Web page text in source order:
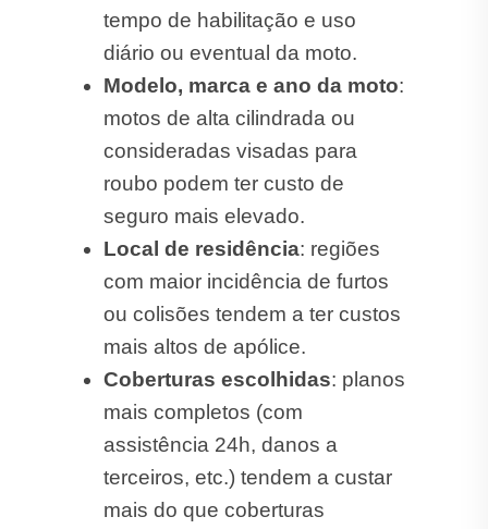
tempo de habilitação e uso
diário ou eventual da moto.
Modelo, marca e ano da moto:
motos de alta cilindrada ou
consideradas visadas para
roubo podem ter custo de
seguro mais elevado.
Local de residência: regiões
com maior incidência de furtos
ou colisões tendem a ter custos
mais altos de apólice.
Coberturas escolhidas: planos
mais completos (com
assistência 24h, danos a
terceiros, etc.) tendem a custar
mais do que coberturas